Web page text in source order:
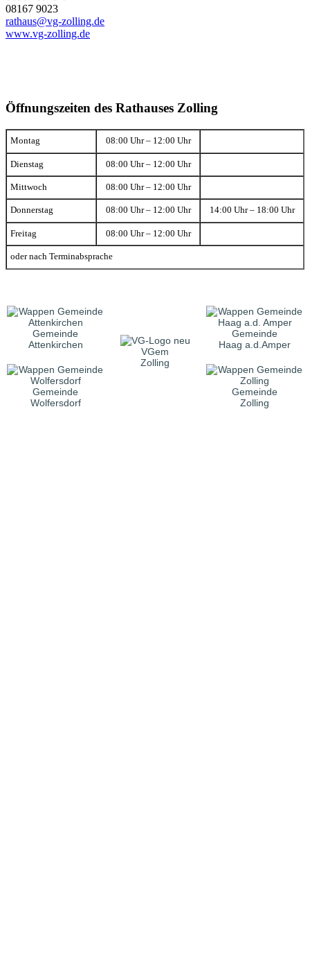
08167 9023
rathaus@vg-zolling.de
www.vg-zolling.de
Öffnungszeiten des Rathauses Zolling
Montag 08:00 Uhr – 12:00 Uhr
Dienstag 08:00 Uhr – 12:00 Uhr
Mittwoch 08:00 Uhr – 12:00 Uhr
Donnerstag 08:00 Uhr – 12:00 Uhr 14:00 Uhr – 18:00 Uhr
Freitag 08:00 Uhr – 12:00 Uhr
oder nach Terminabsprache
Gemeinde
Attenkirchen
VGem
Zolling
Gemeinde
Haag a.d.Amper
Gemeinde
Wolfersdorf
Gemeinde
Zolling